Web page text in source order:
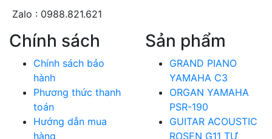
Zalo : 0988.821.621
Chính sách
Chính sách bảo
hành
Phương thức thanh
toán
Hướng dẫn mua
hàng
Sản phẩm
GRAND PIANO
YAMAHA C3
ORGAN YAMAHA
PSR-190
GUITAR ACOUSTIC
ROSEN G11 TỰ